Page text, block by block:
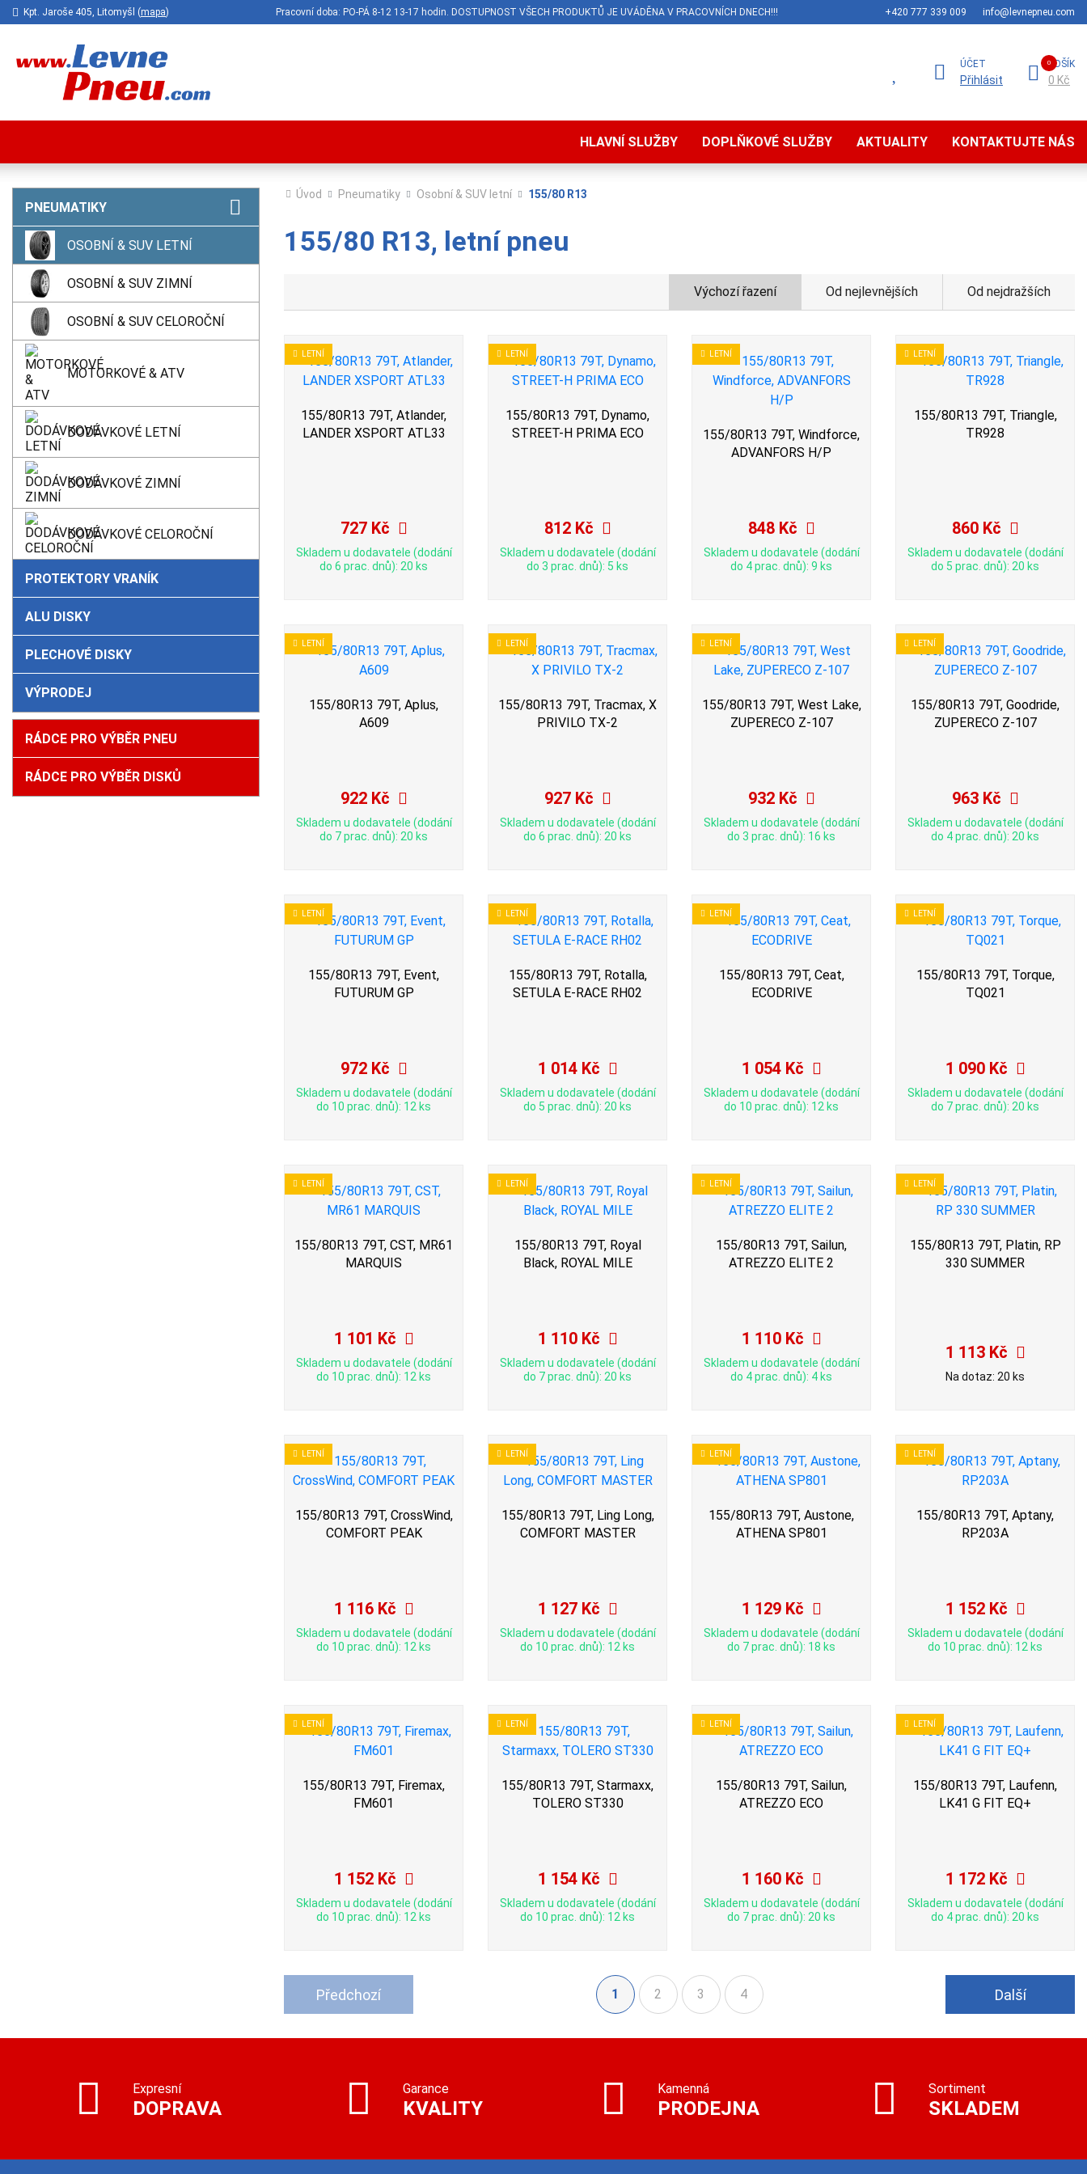
Kpt. Jaroše 405, Litomyšl (mapa) Pracovní doba: PO-PÁ 8-12 13-17 hodin. DOSTUPNOST VŠECH PRODUKTŮ JE UVÁDĚNA V PRACOVNÍCH DNECH!!! +420 777 339 009 info@levnepneu.com
ÚČET
Přihlásit
KOŠÍK
0 Kč
HLAVNÍ SLUŽBY DOPLŇKOVÉ SLUŽBY AKTUALITY KONTAKTUJTE NÁS
PNEUMATIKY
OSOBNÍ & SUV LETNÍ
OSOBNÍ & SUV ZIMNÍ
OSOBNÍ & SUV CELOROČNÍ
MOTORKOVÉ & ATV
DODÁVKOVÉ LETNÍ
DODÁVKOVÉ ZIMNÍ
DODÁVKOVÉ CELOROČNÍ
PROTEKTORY VRANÍK
ALU DISKY
PLECHOVÉ DISKY
VÝPRODEJ
RÁDCE PRO VÝBĚR PNEU
RÁDCE PRO VÝBĚR DISKŮ
Úvod Pneumatiky Osobní & SUV letní 155/80 R13
155/80 R13, letní pneu
Výchozí řazení Od nejlevnějších Od nejdražších
LETNÍ
155/80R13 79T, Atlander,
LANDER XSPORT ATL33
727 Kč
Skladem u dodavatele (dodání
do 6 prac. dnů): 20 ks
LETNÍ
155/80R13 79T, Dynamo,
STREET-H PRIMA ECO
812 Kč
Skladem u dodavatele (dodání
do 3 prac. dnů): 5 ks
LETNÍ
155/80R13 79T, Windforce,
ADVANFORS H/P
848 Kč
Skladem u dodavatele (dodání
do 4 prac. dnů): 9 ks
LETNÍ
155/80R13 79T, Triangle,
TR928
860 Kč
Skladem u dodavatele (dodání
do 5 prac. dnů): 20 ks
LETNÍ
155/80R13 79T, Aplus,
A609
922 Kč
Skladem u dodavatele (dodání
do 7 prac. dnů): 20 ks
LETNÍ
155/80R13 79T, Tracmax, X
PRIVILO TX-2
927 Kč
Skladem u dodavatele (dodání
do 6 prac. dnů): 20 ks
LETNÍ
155/80R13 79T, West Lake,
ZUPERECO Z-107
932 Kč
Skladem u dodavatele (dodání
do 3 prac. dnů): 16 ks
LETNÍ
155/80R13 79T, Goodride,
ZUPERECO Z-107
963 Kč
Skladem u dodavatele (dodání
do 4 prac. dnů): 20 ks
LETNÍ
155/80R13 79T, Event,
FUTURUM GP
972 Kč
Skladem u dodavatele (dodání
do 10 prac. dnů): 12 ks
LETNÍ
155/80R13 79T, Rotalla,
SETULA E-RACE RH02
1 014 Kč
Skladem u dodavatele (dodání
do 5 prac. dnů): 20 ks
LETNÍ
155/80R13 79T, Ceat,
ECODRIVE
1 054 Kč
Skladem u dodavatele (dodání
do 10 prac. dnů): 12 ks
LETNÍ
155/80R13 79T, Torque,
TQ021
1 090 Kč
Skladem u dodavatele (dodání
do 7 prac. dnů): 20 ks
LETNÍ
155/80R13 79T, CST, MR61
MARQUIS
1 101 Kč
Skladem u dodavatele (dodání
do 10 prac. dnů): 12 ks
LETNÍ
155/80R13 79T, Royal
Black, ROYAL MILE
1 110 Kč
Skladem u dodavatele (dodání
do 7 prac. dnů): 20 ks
LETNÍ
155/80R13 79T, Sailun,
ATREZZO ELITE 2
1 110 Kč
Skladem u dodavatele (dodání
do 4 prac. dnů): 4 ks
LETNÍ
155/80R13 79T, Platin, RP
330 SUMMER
1 113 Kč
Na dotaz: 20 ks
LETNÍ
155/80R13 79T, CrossWind,
COMFORT PEAK
1 116 Kč
Skladem u dodavatele (dodání
do 10 prac. dnů): 12 ks
LETNÍ
155/80R13 79T, Ling Long,
COMFORT MASTER
1 127 Kč
Skladem u dodavatele (dodání
do 10 prac. dnů): 12 ks
LETNÍ
155/80R13 79T, Austone,
ATHENA SP801
1 129 Kč
Skladem u dodavatele (dodání
do 7 prac. dnů): 18 ks
LETNÍ
155/80R13 79T, Aptany,
RP203A
1 152 Kč
Skladem u dodavatele (dodání
do 10 prac. dnů): 12 ks
LETNÍ
155/80R13 79T, Firemax,
FM601
1 152 Kč
Skladem u dodavatele (dodání
do 10 prac. dnů): 12 ks
LETNÍ
155/80R13 79T, Starmaxx,
TOLERO ST330
1 154 Kč
Skladem u dodavatele (dodání
do 10 prac. dnů): 12 ks
LETNÍ
155/80R13 79T, Sailun,
ATREZZO ECO
1 160 Kč
Skladem u dodavatele (dodání
do 7 prac. dnů): 20 ks
LETNÍ
155/80R13 79T, Laufenn,
LK41 G FIT EQ+
1 172 Kč
Skladem u dodavatele (dodání
do 4 prac. dnů): 20 ks
Předchozí 1(aktuální)
2 3 4 Další
Expresní
DOPRAVA
Garance
KVALITY
Kamenná
PRODEJNA
Sortiment
SKLADEM